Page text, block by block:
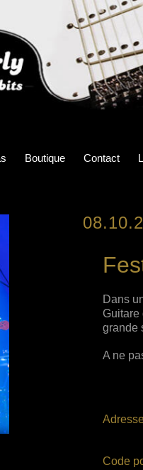
Boutique Contact
Dans
Guitare
grande
A ne
Code